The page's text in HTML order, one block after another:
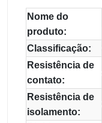
Nome do
produto:
Classificação:
Resistência de
contato:
Resistência de
isolamento: